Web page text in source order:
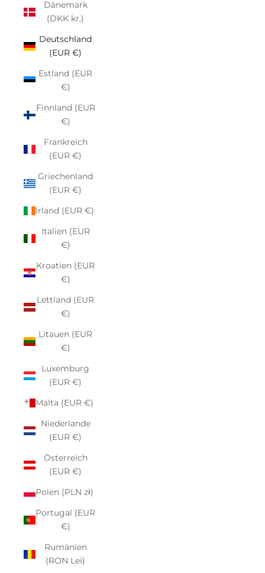
Dänemark
(DKK kr.)
Deutschland
(EUR €)
Estland (EUR
€)
Finnland (EUR
€)
Frankreich
(EUR €)
Griechenland
(EUR €)
Irland (EUR €)
Italien (EUR
€)
Kroatien (EUR
€)
Lettland (EUR
€)
Litauen (EUR
€)
Luxemburg
(EUR €)
Malta (EUR €)
Niederlande
(EUR €)
Österreich
(EUR €)
Polen (PLN zł)
Portugal (EUR
€)
Rumänien
(RON Lei)